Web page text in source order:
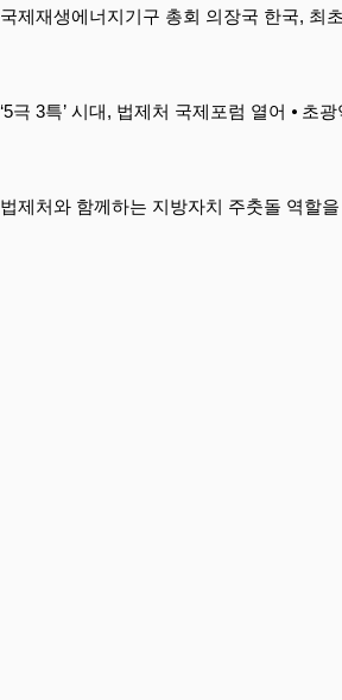
국제재생에너지기구 총회 의장국 한국, 최
‘5극 3특’ 시대, 법제처 국제포럼 열어 ⦁ 초
법제처와 함께하는 지방자치 주춧돌 역할